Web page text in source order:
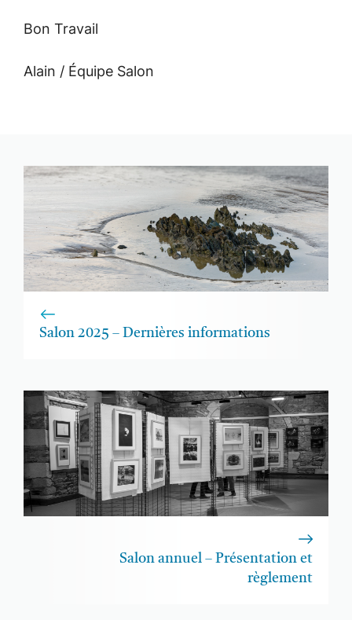
Bon Travail
Alain / Équipe Salon
Salon 2025 – Dernières informations
Salon annuel – Présentation et
règlement